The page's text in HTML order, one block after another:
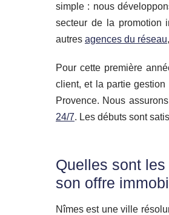
simple : nous
secteur de la promotion
autres agences du réseau
Pour cette première
client, et la partie gestion
Provence. Nous
24/7. Les débuts sont
Quelles sont
son offre
Nîmes est une ville